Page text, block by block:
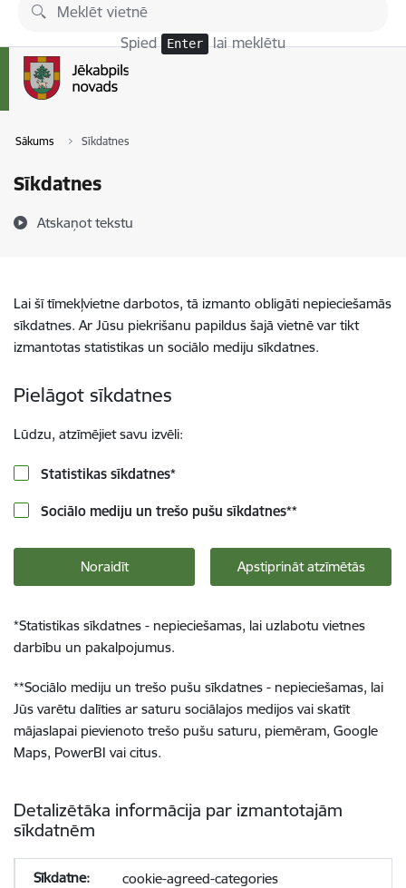
Pāriet uz lapas saturu
Spied Enter lai meklētu
Sākums Sīkdatnes
Sīkdatnes
Atskaņot tekstu
Lai šī tīmekļvietne darbotos, tā izmanto obligāti nepieciešamās
sīkdatnes. Ar Jūsu piekrišanu papildus šajā vietnē var tikt
izmantotas statistikas un sociālo mediju sīkdatnes.
Pielāgot sīkdatnes
Lūdzu, atzīmējiet savu izvēli:
Statistikas sīkdatnes*
Sociālo mediju un trešo pušu sīkdatnes**
Noraidīt Apstiprināt atzīmētās
*Statistikas sīkdatnes - nepieciešamas, lai uzlabotu vietnes
darbību un pakalpojumus.
**Sociālo mediju un trešo pušu sīkdatnes - nepieciešamas, lai
Jūs varētu dalīties ar saturu sociālajos medijos vai skatīt
mājaslapai pievienoto trešo pušu saturu, piemēram, Google
Maps, PowerBI vai citus.
Detalizētāka informācija par izmantotajām
sīkdatnēm
cookie-agreed-categories